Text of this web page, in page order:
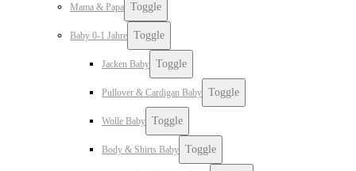
Mama & Papa Toggle
Baby 0-1 Jahre Toggle
Jacken Baby Toggle
Pullover & Cardigan Baby Toggle
Wolle Baby Toggle
Body & Shirts Baby Toggle